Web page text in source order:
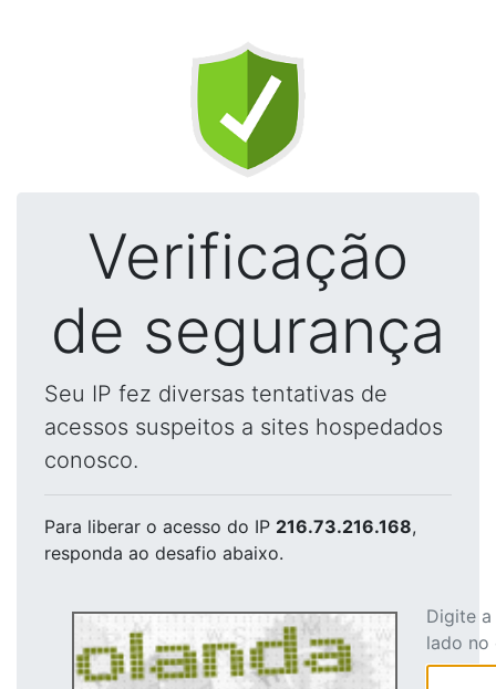
Verificação
de segurança
Seu IP fez diversas tentativas de
acessos suspeitos a sites hospedados
conosco.
Para liberar o acesso do IP 216.73.216.168,
responda ao desafio abaixo.
Digite
lado no